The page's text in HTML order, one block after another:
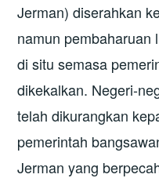
Jerman) diserahkan
namun pembaharuan
di situ semasa
dikekalkan. Negeri-
telah dikurangkan
pemerintah
Jerman yang